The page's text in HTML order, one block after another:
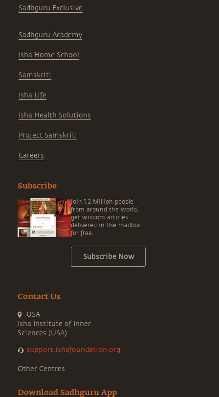
Sadhguru Exclusive
Sadhguru Academy
Isha Home School
Samskriti
Isha Life
Isha Health Solutions
Project Samskriti
Careers
Subscribe
Join 1.2 Million people
from around the world,
get wisdom articles
delivered in the mailbox
for free.
Subscribe Now
Contact Us
USA
Isha Institute of Inner
Sciences (USA)
support.ishafoundation.org
Other Centres
Download Sadhguru App